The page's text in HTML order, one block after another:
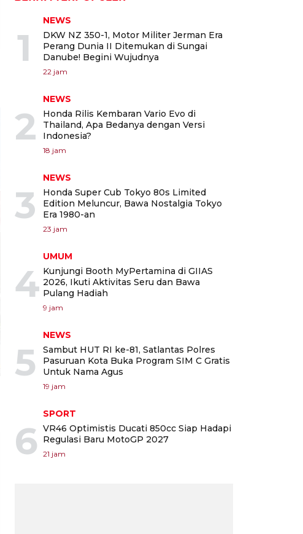
1
NEWS
DKW NZ 350-1, Motor Militer Jerman Era
Perang Dunia II Ditemukan di Sungai
Danube! Begini Wujudnya
22 jam
2
NEWS
Honda Rilis Kembaran Vario Evo di
Thailand, Apa Bedanya dengan Versi
Indonesia?
18 jam
3
NEWS
Honda Super Cub Tokyo 80s Limited
Edition Meluncur, Bawa Nostalgia Tokyo
Era 1980-an
23 jam
4
UMUM
Kunjungi Booth MyPertamina di GIIAS
2026, Ikuti Aktivitas Seru dan Bawa
Pulang Hadiah
9 jam
5
NEWS
Sambut HUT RI ke-81, Satlantas Polres
Pasuruan Kota Buka Program SIM C Gratis
Untuk Nama Agus
19 jam
6
SPORT
VR46 Optimistis Ducati 850cc Siap Hadapi
Regulasi Baru MotoGP 2027
21 jam